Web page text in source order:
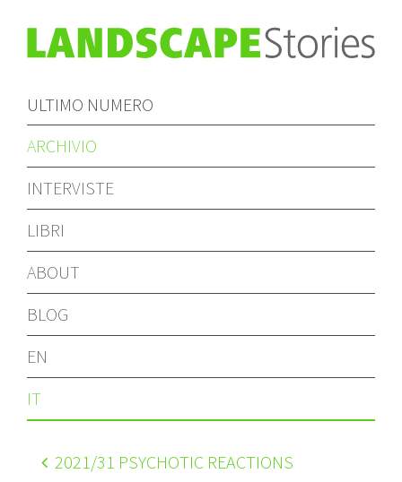
ULTIMO NUMERO
ARCHIVIO
INTERVISTE
LIBRI
ABOUT
BLOG
EN
IT
2021 /31 PSYCHOTIC REACTIONS